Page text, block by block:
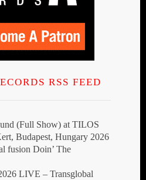
RSS FEED
(Full Show) at TILOS
Budapest, Hungary 2026
fusion Doin’ The
LIVE – Transglobal